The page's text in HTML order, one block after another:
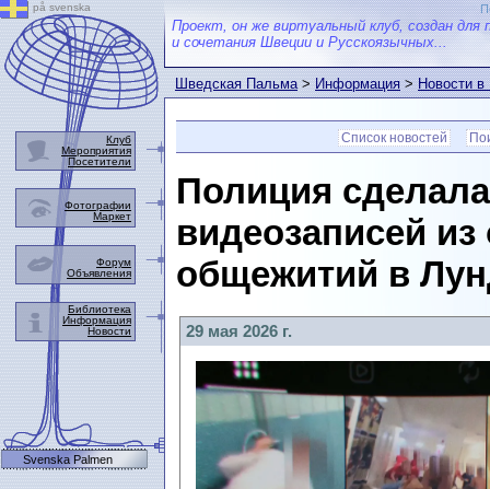
Проект, он же виртуальный клуб, создан для
и сочетания Швеции и Русскоязычных...
Шведская Пальма>Информация>Новости
Список новостей
Полиция
видеозаписей из
общежитий в
29 мая 2026 г.
på svenska
Клуб
Мероприятия
Посетители
Фотографии
Маркет
Форум
Объявления
Библиотека
Информация
Новости
Svenska Palmen